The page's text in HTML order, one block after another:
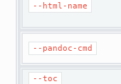
--html-name
--pandoc-cmd
--toc